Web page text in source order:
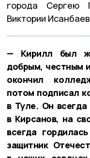
города Сергею
Виктории
— Кирилл был
добрым, честным
окончил
потом подписал
в Туле. Он
в Кирсанов, на
всегда
защитник